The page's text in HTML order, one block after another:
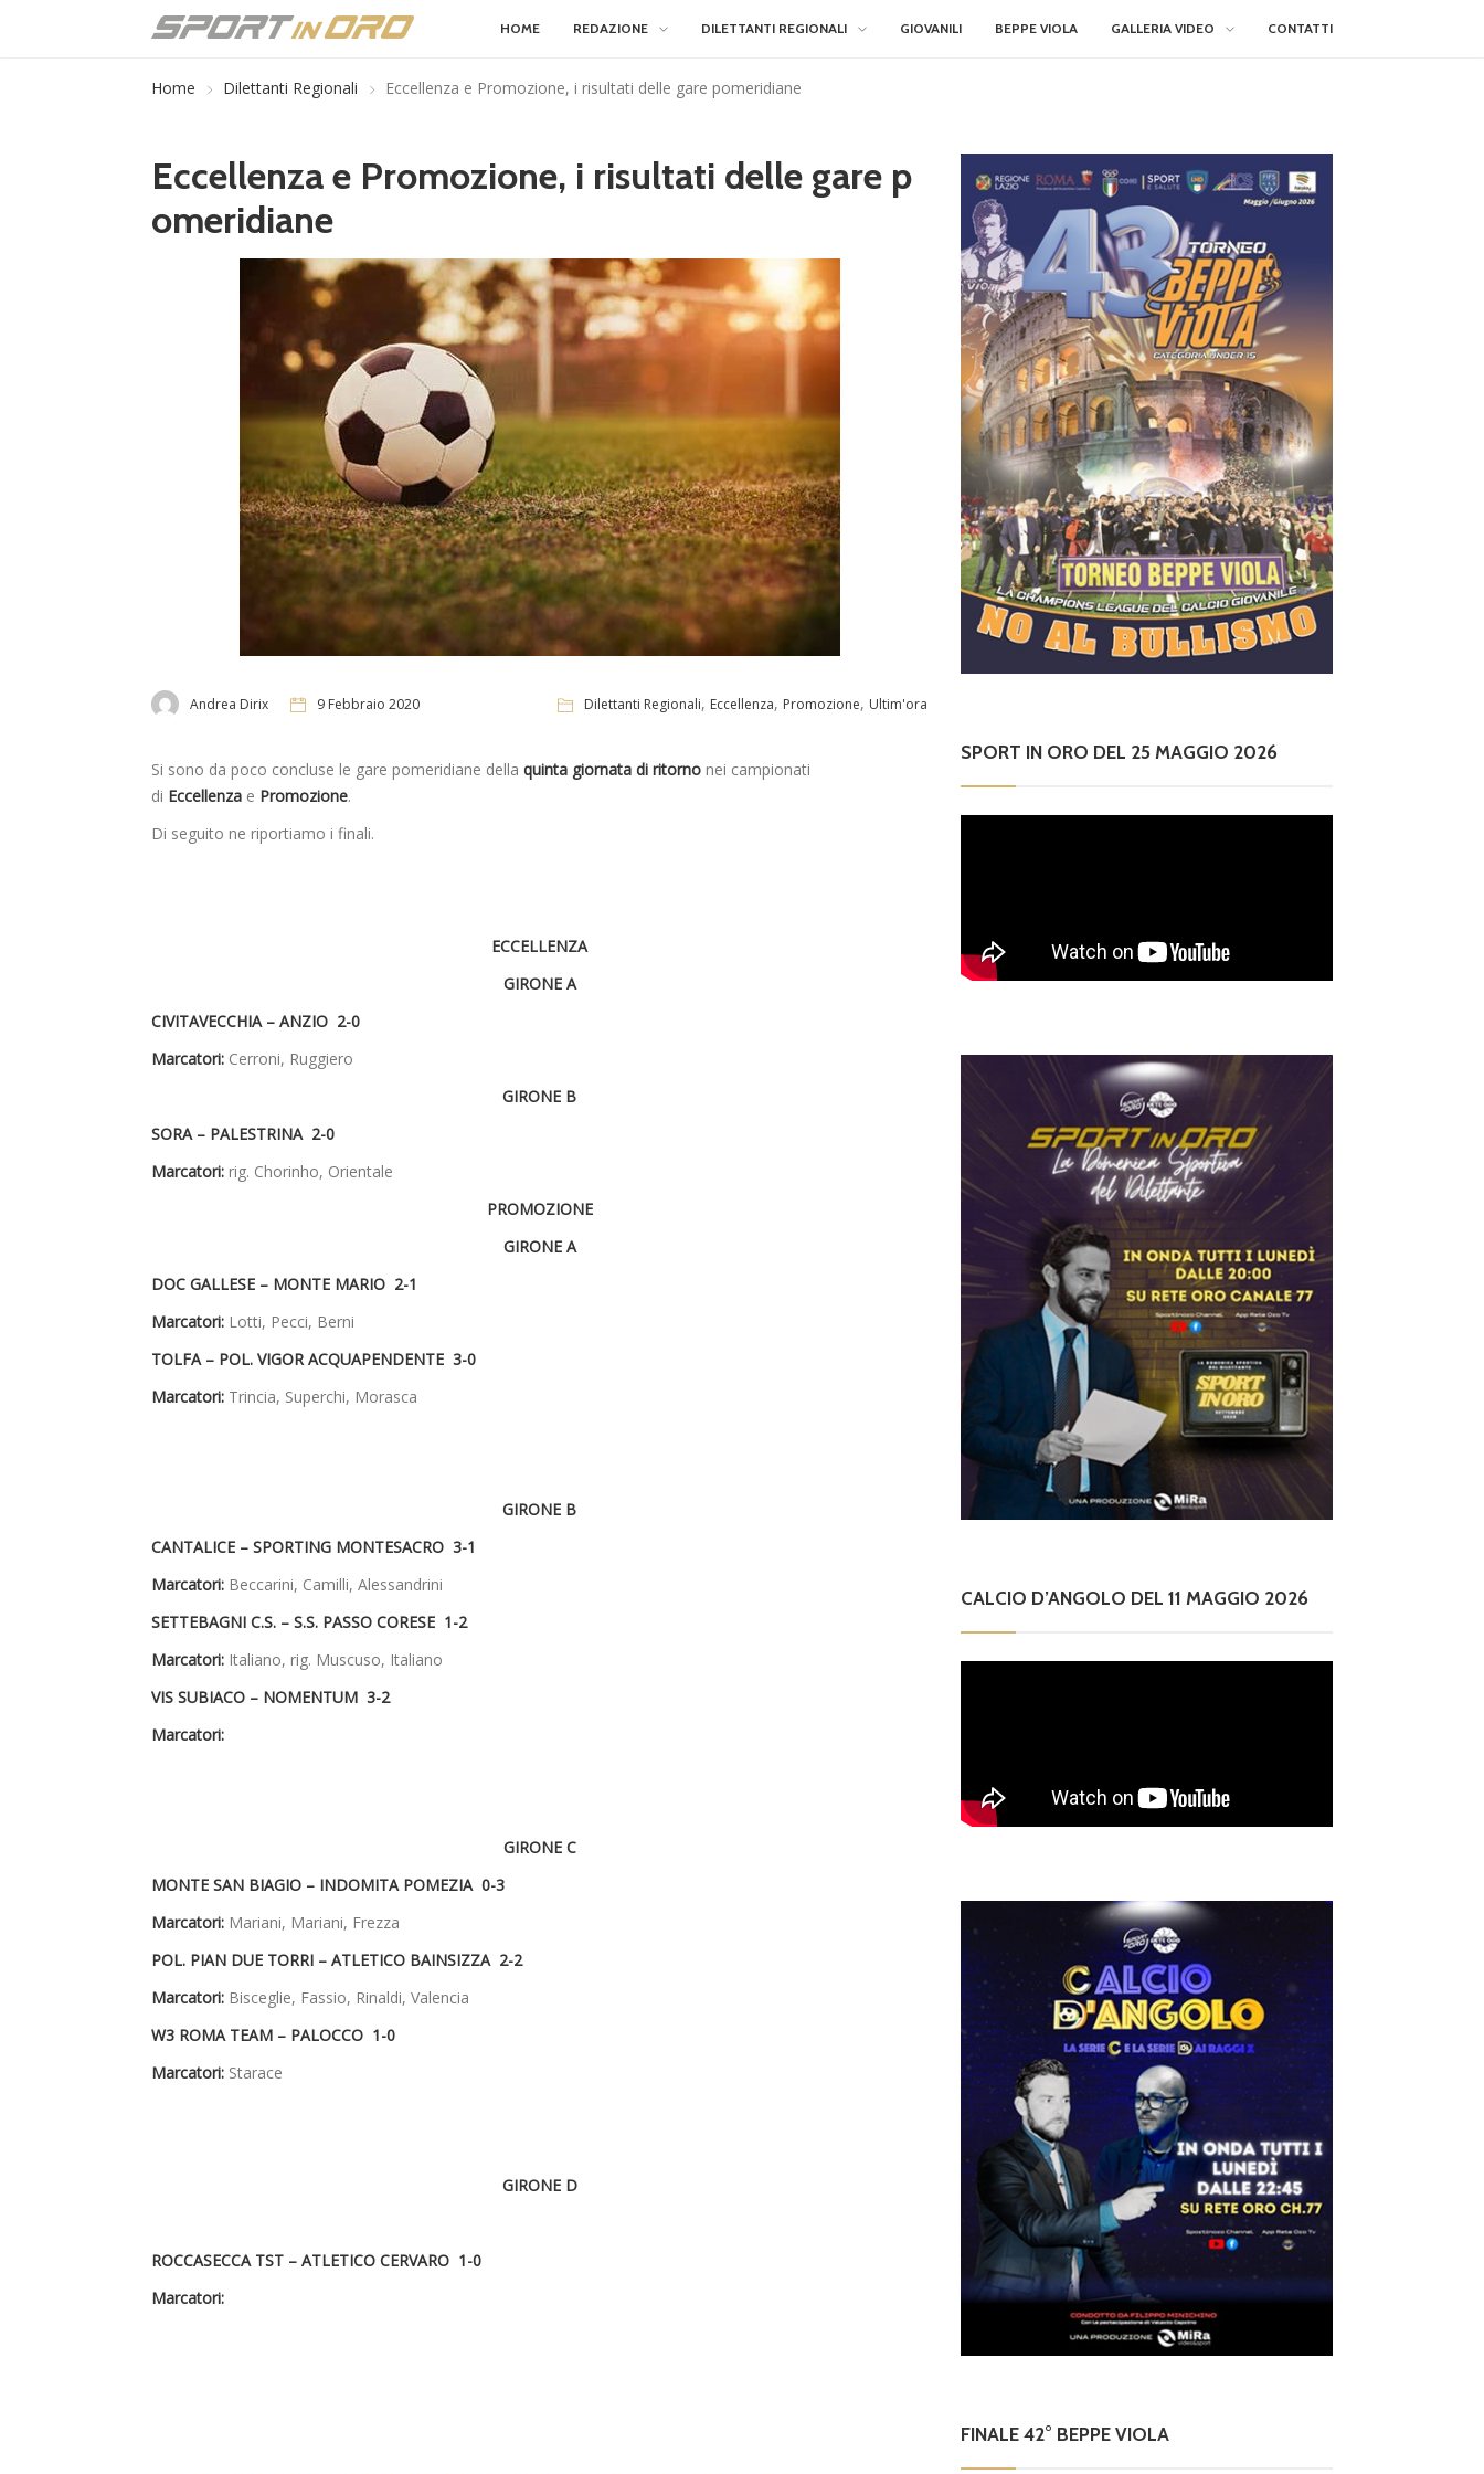
HOME REDAZIONE DILETTANTI REGIONALI GIOVANILI BEPPE VIOLA GALLERIA VIDEO CONTATTI
Home Dilettanti Regionali Eccellenza e Promozione, i risultati delle gare pomeridiane
Eccellenza e Promozione, i risultati delle gare p
omeridiane
Andrea Dirix 9 Febbraio 2020 Dilettanti Regionali, Eccellenza, Promozione, Ultim'ora
Si sono da poco concluse le gare pomeridiane della quinta giornata di ritorno nei campionati
di Eccellenza e Promozione.
Di seguito ne riportiamo i finali.
ECCELLENZA
GIRONE A
CIVITAVECCHIA – ANZIO 2-0
Marcatori: Cerroni, Ruggiero
GIRONE B
SORA – PALESTRINA 2-0
Marcatori: rig. Chorinho, Orientale
PROMOZIONE
GIRONE A
DOC GALLESE – MONTE MARIO 2-1
Marcatori: Lotti, Pecci, Berni
TOLFA – POL. VIGOR ACQUAPENDENTE 3-0
Marcatori: Trincia, Superchi, Morasca
GIRONE B
CANTALICE – SPORTING MONTESACRO 3-1
Marcatori: Beccarini, Camilli, Alessandrini
SETTEBAGNI C.S. – S.S. PASSO CORESE 1-2
Marcatori: Italiano, rig. Muscuso, Italiano
VIS SUBIACO – NOMENTUM 3-2
Marcatori:
GIRONE C
MONTE SAN BIAGIO – INDOMITA POMEZIA 0-3
Marcatori: Mariani, Mariani, Frezza
POL. PIAN DUE TORRI – ATLETICO BAINSIZZA 2-2
Marcatori: Bisceglie, Fassio, Rinaldi, Valencia
W3 ROMA TEAM – PALOCCO 1-0
Marcatori: Starace
GIRONE D
ROCCASECCA TST – ATLETICO CERVARO 1-0
Marcatori:
SPORT IN ORO DEL 25 MAGGIO 2026
CALCIO D’ANGOLO DEL 11 MAGGIO 2026
FINALE 42° BEPPE VIOLA